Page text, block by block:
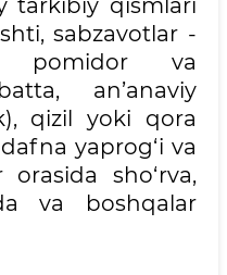
tarkibiy qismlari
sabzavotlar -
pomidor va
an’anaviy
qizil yoki qora
yaprog‘i va
orasida sho‘rva,
va boshqalar